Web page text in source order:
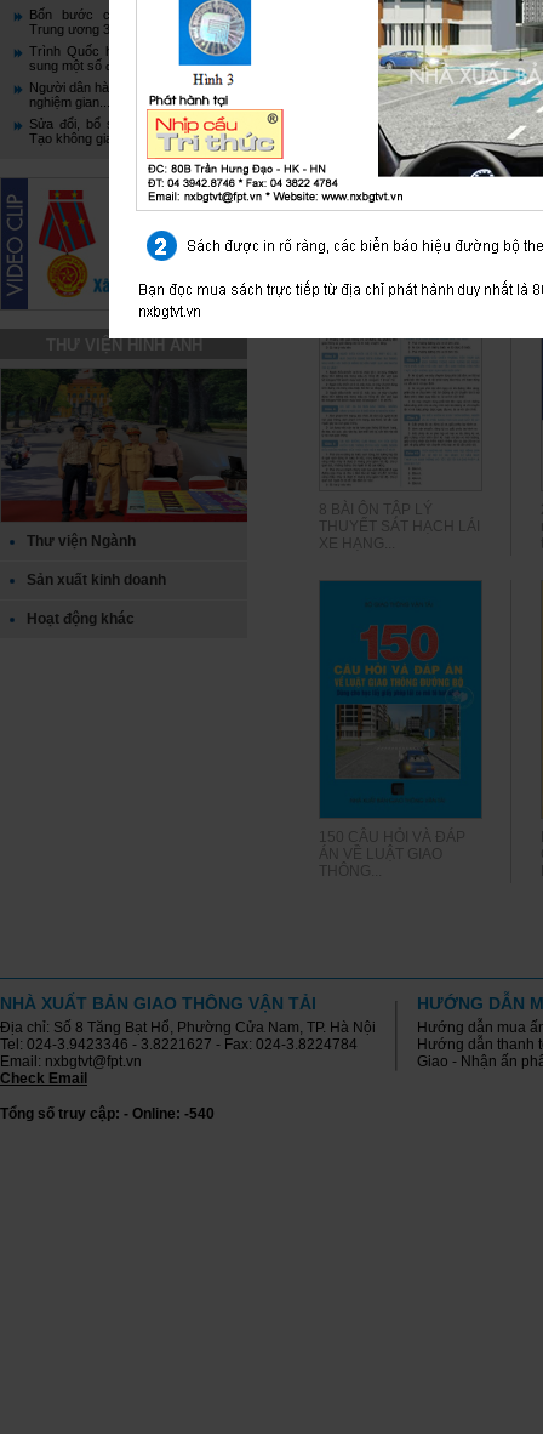
Bốn bước chuyển từ Hội nghị
Trung ương 3: Bảo...
Trình Quốc hội Luật sửa đổi, bổ
sung một số điều...
Người dân hào hứng check-in, trải
nghiệm gian...
Sửa đổi, bổ sung Luật Xuất bản:
Tạo không gian...
THƯ VIỆN HÌNH ẢNH
Thư viện Ngành
Sản xuất kinh doanh
Hoạt động khác
Hướng dẫn ôn luyện
120 tình huống giao
thông...
8 BÀI ÔN TẬP LÝ
THUYẾT SÁT HẠCH LÁI
XE HẠNG...
150 CÂU HỎI VÀ ĐÁP
ÁN VỀ LUẬT GIAO
THÔNG...
NHÀ XUẤT BẢN GIAO THÔNG VẬN TẢI
Địa chỉ: Số 8 Tăng Bạt Hổ, Phường Cửa Nam, TP. Hà Nội
Tel: 024-3.9423346 - 3.8221627 - Fax: 024-3.8224784
Email: nxbgtvt@fpt.vn
Check Email
Tổng số truy cập: - Online: -540
HƯỚNG DẪN
Hướng dẫn mua
Hướng dẫn thanh
Giao - Nhận ấn